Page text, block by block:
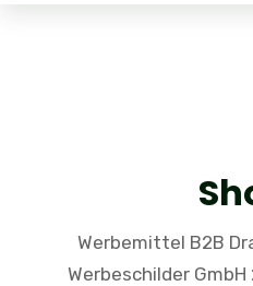
Werbemittel B2B
Werbeschilder GmbH